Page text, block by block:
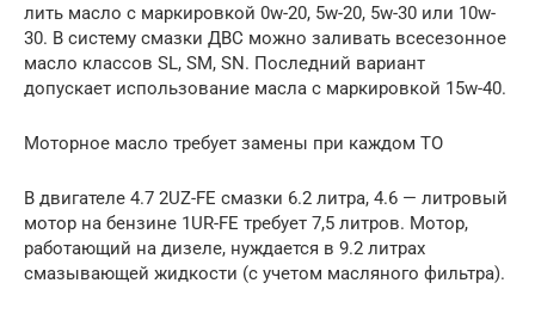
лить масло с маркировкой 0w-20, 5w-20, 5w-30 или 10w-
30. В систему смазки ДВС можно заливать всесезонное
масло классов SL, SM, SN. Последний вариант
допускает использование масла с маркировкой 15w-40.
Моторное масло требует замены при каждом ТО
В двигателе 4.7 2UZ-FE смазки 6.2 литра, 4.6 — литровый
мотор на бензине 1UR-FE требует 7,5 литров. Мотор,
работающий на дизеле, нуждается в 9.2 литрах
смазывающей жидкости (с учетом масляного фильтра).